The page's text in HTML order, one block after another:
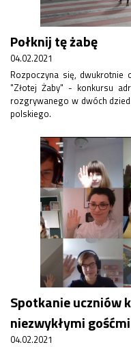
Połknij tę żabę
04.02.2021
Rozpoczyna się, dwukrotnie
"Złotej Żaby" - konkursu
rozgrywanego w dwóch
polskiego.
Spotkanie uczniów
niezwykłymi gośćmi
04.02.2021